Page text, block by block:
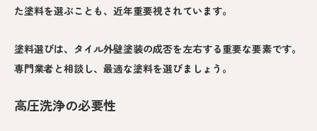
た塗料を選ぶことも、近年重要視されています。
塗料選びは、タイル外壁塗装の成否を左右する重要な要素です。
専門業者と相談し、最適な塗料を選びましょう。
高圧洗浄の必要性